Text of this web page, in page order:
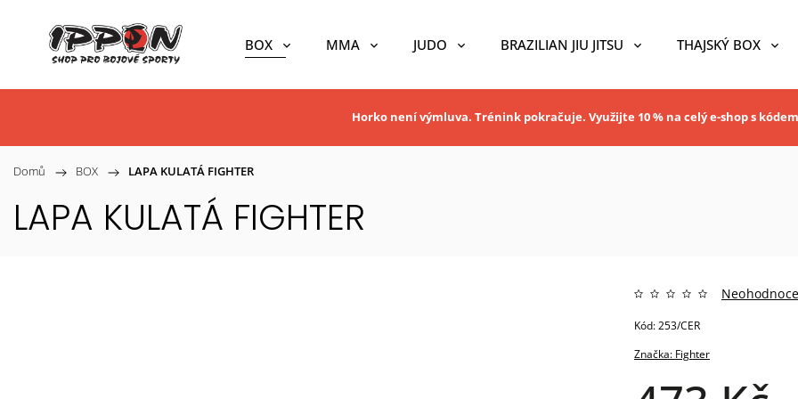
BOX MMA JUDO BRAZILIAN JIU JITSU THAJSKÝ BOX
Horko není výmluva. Trénink pokračuje. Využijte 10 % na celý e-shop s kódem
Domů / BOX / LAPA KULATÁ FIGHTER
LAPA KULATÁ FIGHTER
Značka: Fighter
Kód:253/CER